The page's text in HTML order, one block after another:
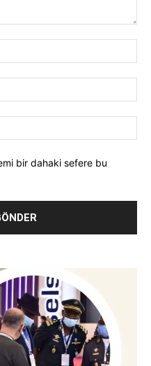
bir dahaki sefere bu